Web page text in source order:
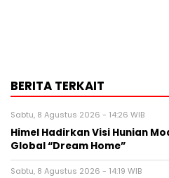
BERITA TERKAIT
Sabtu, 8 Agustus 2026 - 14:26 WIB
Himel Hadirkan Visi Hunian
Global “Dream Home”
Sabtu, 8 Agustus 2026 - 14:19 WIB